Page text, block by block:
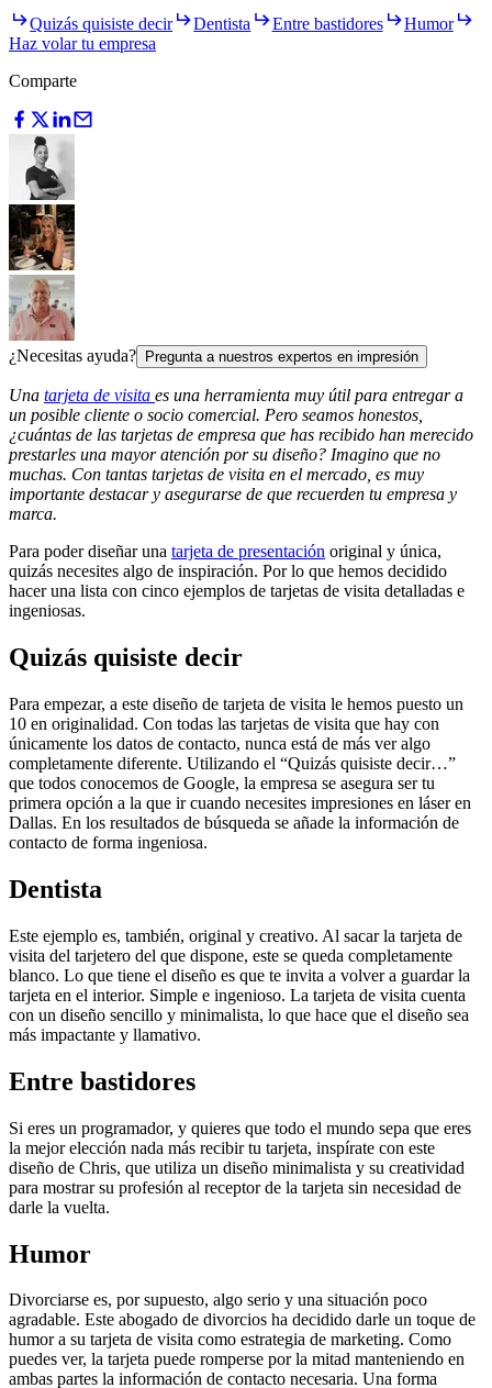
Quizás quisiste decir Dentista Entre bastidores
Humor
Haz volar tu empresa
Comparte
¿Necesitas ayuda? Pregunta a nuestros expertos en impresión
Una tarjeta de visita es una herramienta muy útil para entregar a
un posible cliente o socio comercial. Pero seamos honestos,
¿cuántas de las tarjetas de empresa que has recibido han merecido
prestarles una mayor atención por su diseño? Imagino que no
muchas. Con tantas tarjetas de visita en el mercado, es muy
importante destacar y asegurarse de que recuerden tu empresa y
marca.
Para poder diseñar una tarjeta de presentación original y única,
quizás necesites algo de inspiración. Por lo que hemos decidido
hacer una lista con cinco ejemplos de tarjetas de visita detalladas e
ingeniosas.
Quizás quisiste decir
Para empezar, a este diseño de tarjeta de visita le hemos puesto un
10 en originalidad. Con todas las tarjetas de visita que hay con
únicamente los datos de contacto, nunca está de más ver algo
completamente diferente. Utilizando el “Quizás quisiste decir…”
que todos conocemos de Google, la empresa se asegura ser tu
primera opción a la que ir cuando necesites impresiones en láser en
Dallas. En los resultados de búsqueda se añade la información de
contacto de forma ingeniosa.
Dentista
Este ejemplo es, también, original y creativo. Al sacar la tarjeta de
visita del tarjetero del que dispone, este se queda completamente
blanco. Lo que tiene el diseño es que te invita a volver a guardar la
tarjeta en el interior. Simple e ingenioso. La tarjeta de visita cuenta
con un diseño sencillo y minimalista, lo que hace que el diseño sea
más impactante y llamativo.
Entre bastidores
Si eres un programador, y quieres que todo el mundo sepa que eres
la mejor elección nada más recibir tu tarjeta, inspírate con este
diseño de Chris, que utiliza un diseño minimalista y su creatividad
para mostrar su profesión al receptor de la tarjeta sin necesidad de
darle la vuelta.
Humor
Divorciarse es, por supuesto, algo serio y una situación poco
agradable. Este abogado de divorcios ha decidido darle un toque de
humor a su tarjeta de visita como estrategia de marketing. Como
puedes ver, la tarjeta puede romperse por la mitad manteniendo en
ambas partes la información de contacto necesaria. Una forma